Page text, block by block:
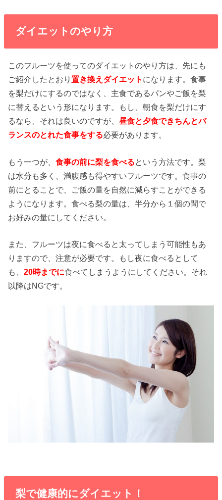
ダイエットのやり方
このフルーツを使ってのダイエットのやり方は、先にも
ご紹介したとおり置き換えダイエット になります。食事
を梨だけにするのではなく、主食であるパンやご飯を梨
に替えるという形になります。もし、朝食を梨だけにす
るなら、それは良いのですが、昼食と夕食できちんとバ
ランスのとれた食事をする必要があります。
もう一つが、食事の前に梨を食べるという方法です。梨
は水分も多く、満腹感も得やすいフルーツです。食事の
前にとることで、ご飯の量を自然に減らすことができる
ようになります。食べる梨の量は、半分から１個の間で
お好みの量にしてください。
また、フルーツは夜に食べると太ってしまう可能性もあ
りますので、注意が必要です。もし夜に食べるとして
も、20時までに食べてしまうようにしてください。それ
以降はNGです。
梨で健康的にダイエット！